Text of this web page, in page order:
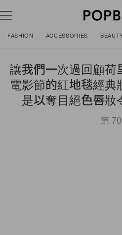
FASHION ACCESSORIES
讓我們一次過回顧荷
電影節的紅地毯經
是以奪目絕色唇妝
第 70